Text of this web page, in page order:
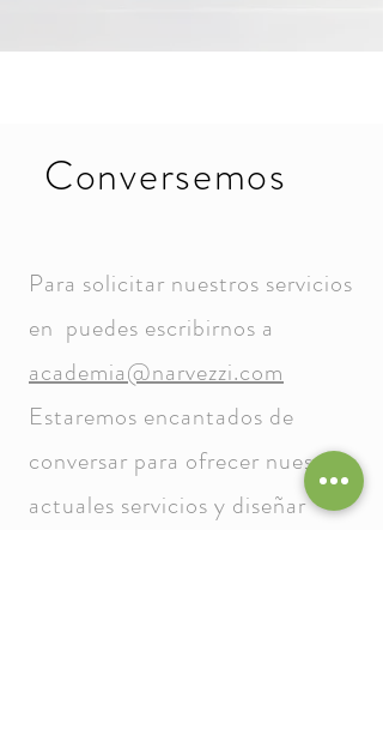
Conversemos
Para solicitar nuestros servicios
en puedes escribirnos a
academia@narvezzi.com
Estaremos encantados de
conversar para ofrecer nuestros
actuales servicios y diseñar